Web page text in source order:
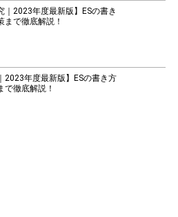
｜2023年度最新版】ESの書き
まで徹底解説！
2023年度最新版】ESの書き方
で徹底解説！